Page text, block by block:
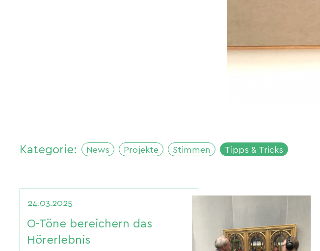
Kategorie: News Projekte Stimmen Tipps & Tricks
24.03.2025
O-Töne bereichern das
Hörerlebnis